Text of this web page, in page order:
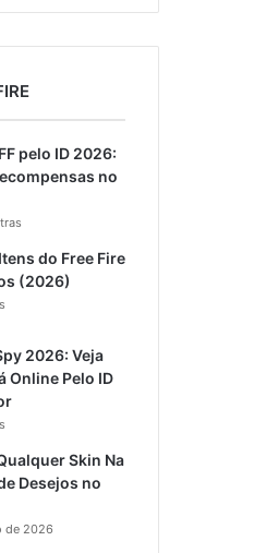
pelo ID 2026:
no
do Free Fire
(2026)
2026: Veja
Online Pelo ID
Skin Na
Desejos no
de 2026